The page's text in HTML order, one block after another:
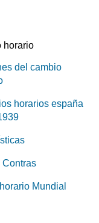
horario
del cambio
horarios españa
Contras
Mundial